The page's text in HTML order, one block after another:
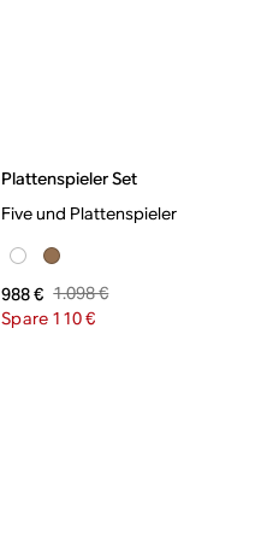
Plattenspieler Set
Five und Plattenspieler
988 € 1.098 €
Spare 110 €